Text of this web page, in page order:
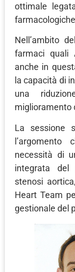
ottimale
Nell’ambito
farmaci quali
anche in
la capacità di
una
miglioramento
La sessione
necessità di
integrata del
stenosi
Heart Team
gestionale del